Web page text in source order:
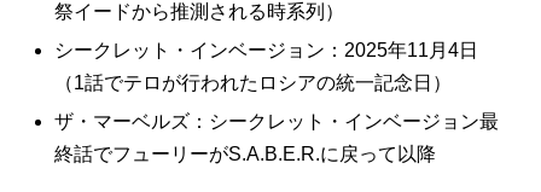
祭イードから推測される時系列）
シークレット・インベージョン：2025年11月4日
（1話でテロが行われたロシアの統一記念日）
ザ・マーベルズ：シークレット・インベージョン最
終話でフューリーがS.A.B.E.R.に戻って以降